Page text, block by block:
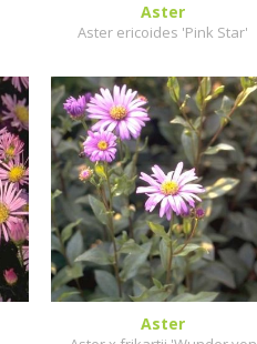
Aster
Aster ericoides 'Pink Star'
Aster